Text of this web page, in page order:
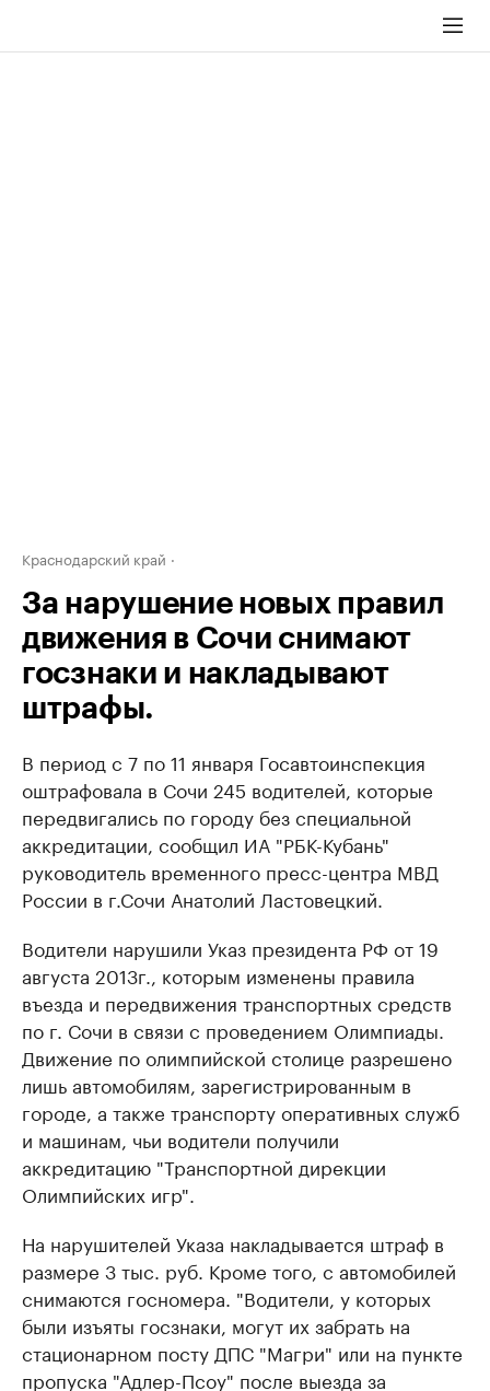
Краснодарский край
За нарушение новых правил
движения в Сочи снимают
госзнаки и накладывают
штрафы.
В период с 7 по 11 января Госавтоинспекция
оштрафовала в Сочи 245 водителей, которые
передвигались по городу без специальной
аккредитации, сообщил ИА "РБК-Кубань"
руководитель временного пресс-центра МВД
России в г.Сочи Анатолий Ластовецкий.
Водители нарушили Указ президента РФ от 19
августа 2013г., которым изменены правила
въезда и передвижения транспортных средств
по г. Сочи в связи с проведением Олимпиады.
Движение по олимпийской столице разрешено
лишь автомобилям, зарегистрированным в
городе, а также транспорту оперативных служб
и машинам, чьи водители получили
аккредитацию "Транспортной дирекции
Олимпийских игр".
На нарушителей Указа накладывается штраф в
размере 3 тыс. руб. Кроме того, с автомобилей
снимаются госномера. "Водители, у которых
были изъяты госзнаки, могут их забрать на
стационарном посту ДПС "Магри" или на пункте
пропуска "Адлер-Псоу" после выезда за